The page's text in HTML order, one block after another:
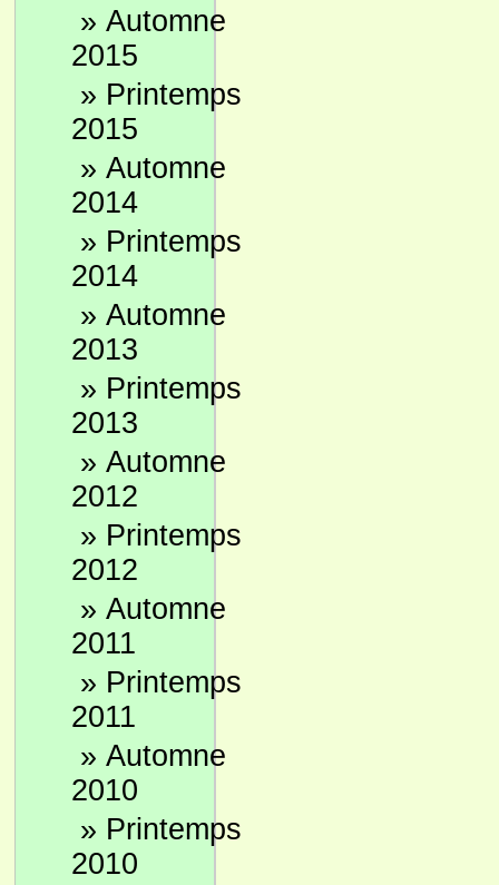
» Automne
2015
» Printemps
2015
» Automne
2014
» Printemps
2014
» Automne
2013
» Printemps
2013
» Automne
2012
» Printemps
2012
» Automne
2011
» Printemps
2011
» Automne
2010
» Printemps
2010